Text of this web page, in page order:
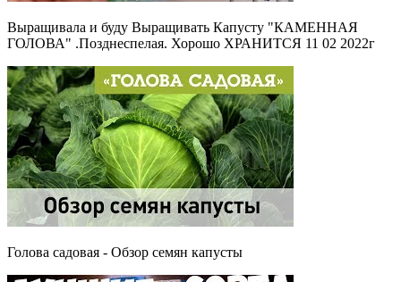
Выращивала и буду Выращивать Капусту "КАМЕННАЯ
ГОЛОВА" .Позднеспелая. Хорошо ХРАНИТСЯ 11 02 2022г
Голова садовая - Обзор семян капусты